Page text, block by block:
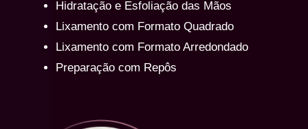
Hidratação e Esfoliação das Mãos
Lixamento com Formato Quadrado
Lixamento com Formato Arredondado
Preparação com Repôs